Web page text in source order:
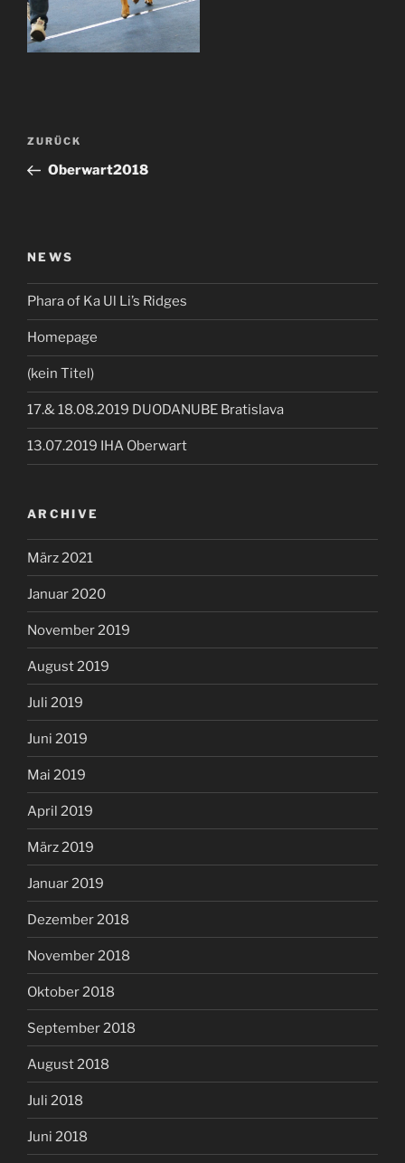
Beitragsnavigation
Vorheriger
Beitrag
ZURÜCK
Oberwart2018
NEWS
Phara of Ka Ul Li’s Ridges
Homepage
(kein Titel)
17.& 18.08.2019 DUODANUBE Bratislava
13.07.2019 IHA Oberwart
ARCHIVE
März 2021
Januar 2020
November 2019
August 2019
Juli 2019
Juni 2019
Mai 2019
April 2019
März 2019
Januar 2019
Dezember 2018
November 2018
Oktober 2018
September 2018
August 2018
Juli 2018
Juni 2018